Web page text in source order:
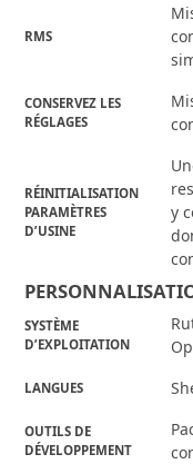
RMS
CONSERVEZ LES
RÉGLAGES
RÉINITIALISATION
PARAMÈTRES
D’USINE
y
SYSTÈME
D’EXPLOITATION
LANGUES
OUTILS DE
DÉVELOPPEMENT